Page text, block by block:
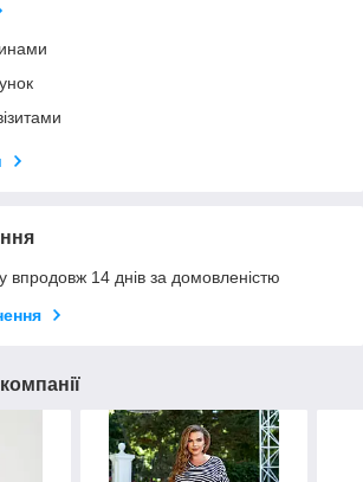
впродовж 14 днів за домовленістю